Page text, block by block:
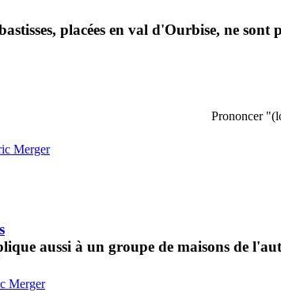
placées en val d'Ourbise, ne
Prononcer
Merger
aussi à un groupe de maisons de
Merger